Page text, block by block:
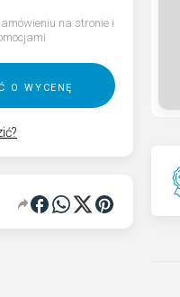
na stronie i
o wycenę